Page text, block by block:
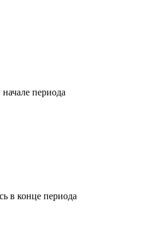
периода
в конце периода